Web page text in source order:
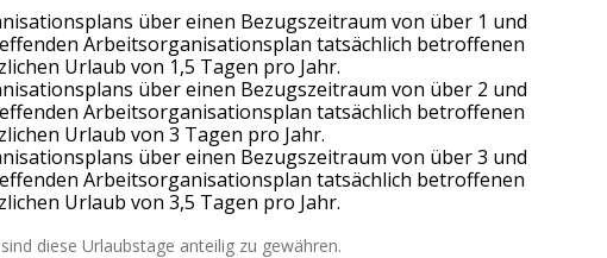
über einen Bezugszeitraum von über 1 und
Arbeitsorganisationsplan tatsächlich betroffenen
Urlaub von 1,5 Tagen pro Jahr.
über einen Bezugszeitraum von über 2 und
Arbeitsorganisationsplan tatsächlich betroffenen
Urlaub von 3 Tagen pro Jahr.
über einen Bezugszeitraum von über 3 und
Arbeitsorganisationsplan tatsächlich betroffenen
Urlaub von 3,5 Tagen pro Jahr.
diese Urlaubstage anteilig zu gewähren.